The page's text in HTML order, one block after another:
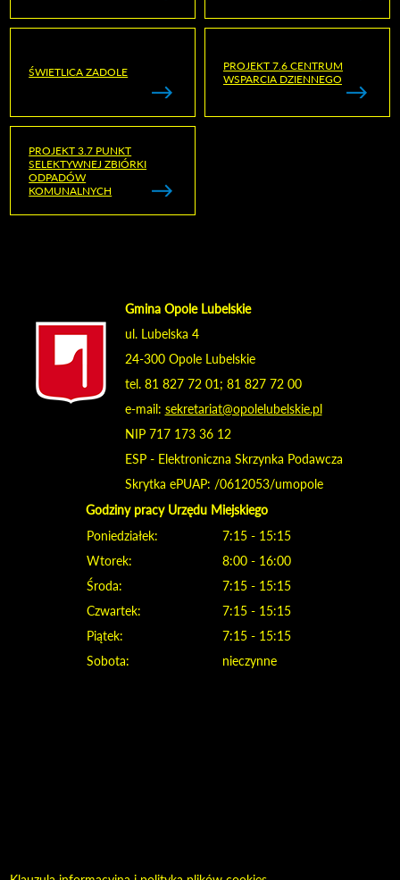
ŚWIETLICA ZADOLE
PROJEKT 7.6 CENTRUM
WSPARCIA DZIENNEGO
PROJEKT 3.7 PUNKT
SELEKTYWNEJ ZBIÓRKI
ODPADÓW
KOMUNALNYCH
Gmina Opole Lubelskie
ul. Lubelska 4
24-300 Opole Lubelskie
tel. 81 827 72 01; 81 827 72 00
e-mail: sekretariat@opolelubelskie.pl
NIP 717 173 36 12
ESP - Elektroniczna Skrzynka Podawcza
Skrytka ePUAP: /0612053/umopole
Godziny pracy Urzędu Miejskiego
Poniedziałek:
Wtorek:
Środa:
Czwartek:
Piątek:
Sobota:
7:15 - 15:15
8:00 - 16:00
7:15 - 15:15
7:15 - 15:15
7:15 - 15:15
nieczynne